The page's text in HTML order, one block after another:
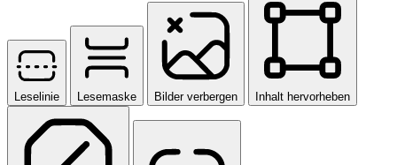
Leselinie Lesemaske Bilder verbergen Inhalt hervorheben